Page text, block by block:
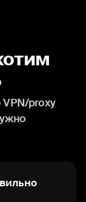
proxy